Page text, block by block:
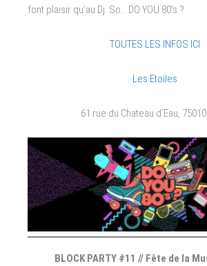
font plaisir qu’au Dj. So… DO YOU 80’s ?
TOUTES LES INFOS ICI
Les Etoiles
61 rue du Chateau d’Eau,
BLOCK PARTY #11 // Fête de la